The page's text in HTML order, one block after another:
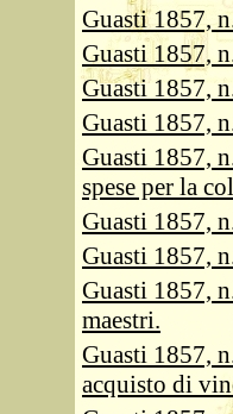
Guasti 1857,
Guasti 1857,
Guasti 1857,
Guasti 1857,
Guasti 1857,
spese per la
Guasti 1857,
Guasti 1857,
Guasti 1857,
maestri.
Guasti 1857,
acquisto di